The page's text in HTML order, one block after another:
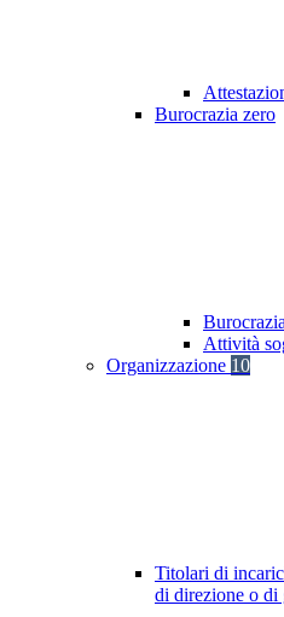
Burocrazia zero
Attività
Organizzazione 10
Titolari di
di direzione o di